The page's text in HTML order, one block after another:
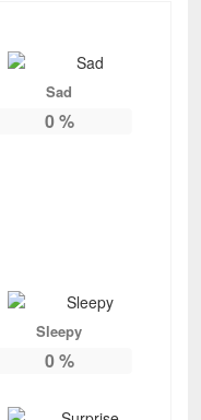
Sad
0%
Sleepy
0%